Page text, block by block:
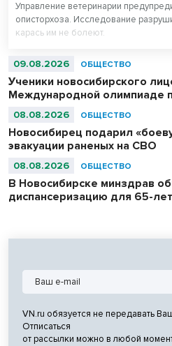
Управление ветеринарии
описторхоза. Исследование
карась им не болеют.
09.08.2026 ОБЩЕСТВО
Ученики новосибирского
Международной олимпиаде
08.08.2026 ОБЩЕСТВО
Новосибирец подарил
эвакуации раненых на СВО
08.08.2026 ОБЩЕСТВО
В Новосибирске минздрав
диспансеризацию для 65-
VN.ru обязуется не передавать
Отписаться
от рассылки можно в любой